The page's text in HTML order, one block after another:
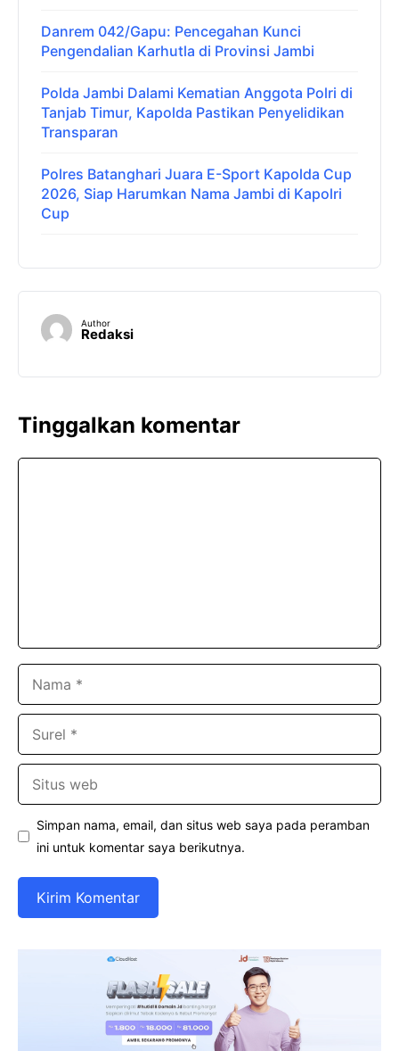
Danrem 042/Gapu: Pencegahan Kunci
Pengendalian Karhutla di Provinsi Jambi
Polda Jambi Dalami Kematian Anggota Polri di
Tanjab Timur, Kapolda Pastikan Penyelidikan
Transparan
Polres Batanghari Juara E-Sport Kapolda Cup
2026, Siap Harumkan Nama Jambi di Kapolri
Cup
Author
Redaksi
Tinggalkan komentar
web
Simpan nama, email, dan situs web saya pada peramban
ini untuk komentar saya berikutnya.